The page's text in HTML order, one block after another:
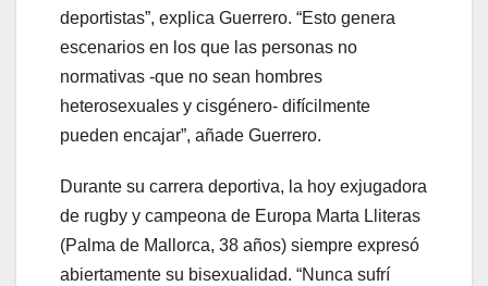
deportistas”, explica Guerrero. “Esto genera
escenarios en los que las personas no
normativas -que no sean hombres
heterosexuales y cisgénero- difícilmente
pueden encajar”, añade Guerrero.
Durante su carrera deportiva, la hoy exjugadora
de rugby y campeona de Europa Marta Lliteras
(Palma de Mallorca, 38 años) siempre expresó
abiertamente su bisexualidad. “Nunca sufrí